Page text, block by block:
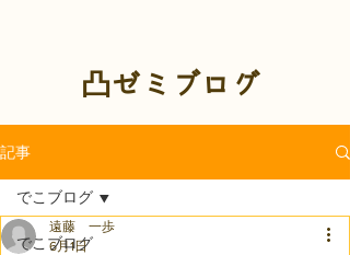
凸ゼミブログ
記事
でこブログ
でこブログ
遠藤 一歩
6月1日